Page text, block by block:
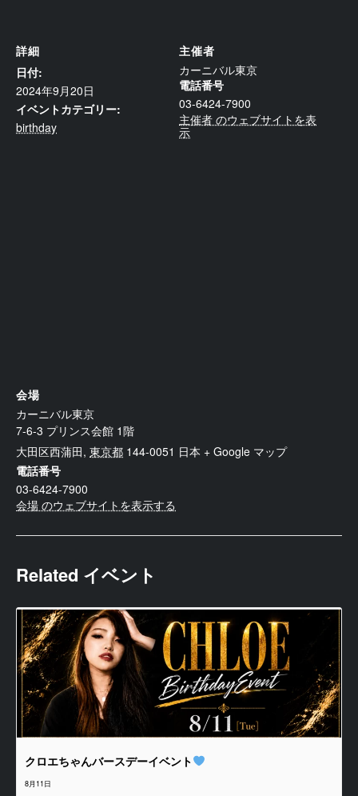
詳細
日付:
2024年9月20日
イベントカテゴリー:
birthday
主催者
カーニバル東京
電話番号
03-6424-7900
主催者 のウェブサイトを表
示
会場
カーニバル東京
7-6-3 プリンス会館 1階
大田区西蒲田, 東京都 144-0051 日本 + Google マップ
電話番号
03-6424-7900
会場 のウェブサイトを表示する
Related イベント
クロエちゃんバースデーイベント
8月11日